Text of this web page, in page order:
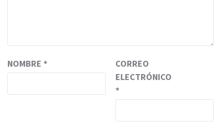
NOMBRE *
CORREO
ELECTRÓNICO
*